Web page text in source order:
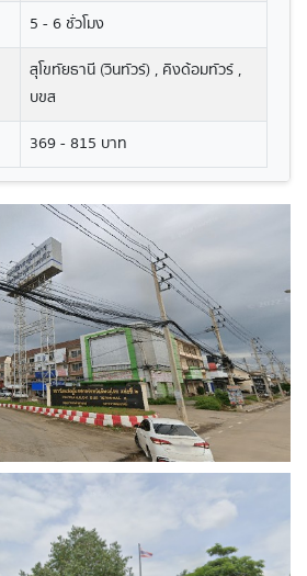
5 - 6 ชั่วโมง
สุโขทัยธานี (วินทัวร์) , คิงด้อมทัวร์ ,
บขส
369 - 815 บาท